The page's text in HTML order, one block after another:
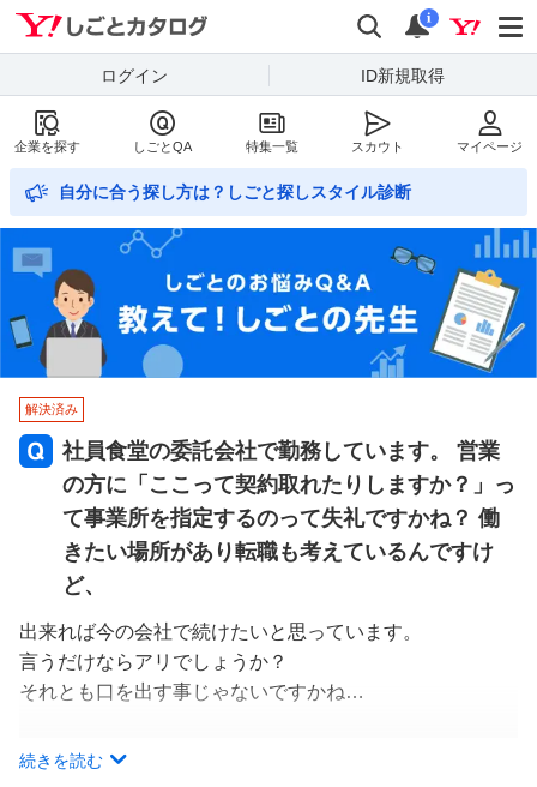
Yahoo!しごとカタログ
検索
通知
i
ログイン ID新規取得
企業を探す しごとQA 特集一覧 スカウト マイページ
自分に合う探し方は？しごと探しスタイル診断
解決済み
社員食堂の委託会社で勤務しています。 営業
の方に「ここって契約取れたりしますか？」っ
て事業所を指定するのって失礼ですかね？ 働
きたい場所があり転職も考えているんですけ
ど、
出来れば今の会社で続けたいと思っています。
言うだけならアリでしょうか？
それとも口を出す事じゃないですかね…
常識人の方、どうか教えて下さい。
続きを読む